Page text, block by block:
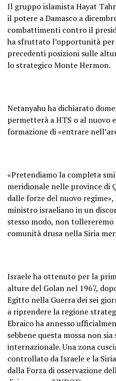
Il gruppo islamista Hayat
il potere a Damasco a
combattimenti contro il
ha sfruttato l’opportunità per
precedenti posizioni sulle
lo strategico Monte Hermon.
Netanyahu ha dichiarato
permetterà a HTS o al nuovo
formazione di «entrare
«Pretendiamo la completa
meridionale nelle province di
dalle forze del nuovo
ministro israeliano in un
stesso modo, non
comunità drusa nella Siria
Israele ha ottenuto per la
alture del Golan nel 1967,
Egitto nella Guerra dei sei
a riprendere la regione
Ebraico ha annesso
sebbene questa mossa non
internazionale. Una zona
controllato da Israele e la
dalla Forza di osservazione